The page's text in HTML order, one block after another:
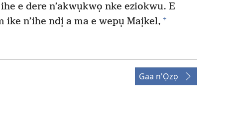
e dere n’akwụkwọ nke eziokwu. E
ike n’ihe ndị a ma e wepụ Maịkel, +
Gaa n'Ọzọ